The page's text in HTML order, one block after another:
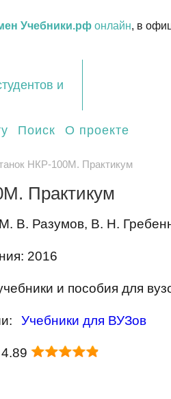
Учебники.рф онлайн, в
и
Поиск О проекте
НКР-100М. Практикум
Практикум
В. Разумов, В. Н.
2016
и пособия для
Учебники для ВУЗов